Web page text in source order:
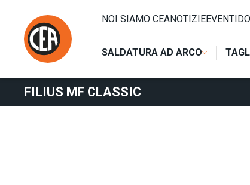
SALDATURA AD ARCO
NOI SIAMO CEANOTIZIEEVENTI
FILIUS MF CLASSIC